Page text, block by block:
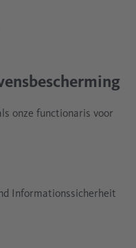
onze functionaris voor
Informationssicherheit